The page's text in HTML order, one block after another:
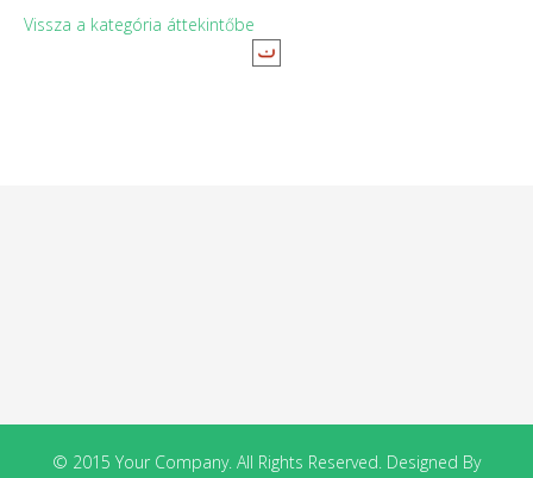
Vissza a kategória áttekintőbe
© 2015 Your Company. All Rights Reserved. Designed By